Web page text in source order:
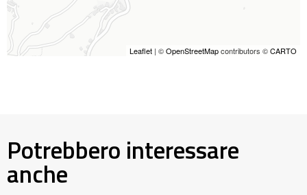
Leaflet | ©OpenStreetMapcontributors ©CARTO
Potrebbero interessare
anche